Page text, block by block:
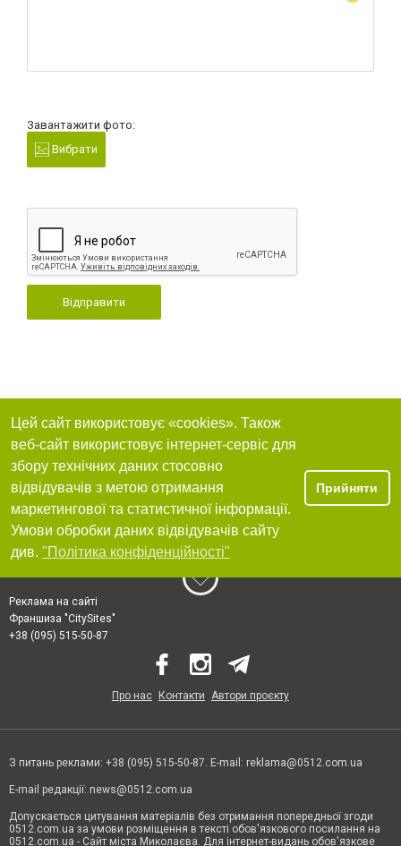
Завантажити фото:
Вибрати
Відправити
Цей сайт використовує «cookies». Також
веб-сайт використовує інтернет-сервіс для
збору технічних даних стосовно
відвідувачів з метою отримання
маркетингової та статистичної інформації.
Умови обробки даних відвідувачів сайту
див. "Політика конфіденційності"
Прийняти
Реклама на сайті
Франшиза "CitySites"
+38 (095) 515-50-87
Про нас Контакти Автори проєкту
З питань реклами: +38 (095) 515-50-87. E-mail: reklama@0512.com.ua
E-mail редакції: news@0512.com.ua
Допускається цитування матеріалів без отримання попередньої згоди
0512.com.ua за умови розміщення в тексті обов'язкового посилання на
0512.com.ua - Сайт міста Миколаєва. Для інтернет-видань обов'язкове